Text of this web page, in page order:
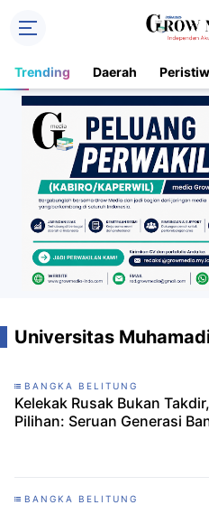
Trending Daerah
Universitas
BANGKA BELITUNG
Kelekak Rusak Bukan
Pilihan: Seruan Generasi
BANGKA BELITUNG